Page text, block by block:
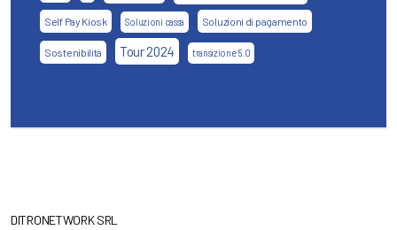
Self Pay Kiosk Soluzioni cassa Soluzioni di pagamento
Sostenibilità Tour 2024 transizione 5.0
DITRONETWORK SRL